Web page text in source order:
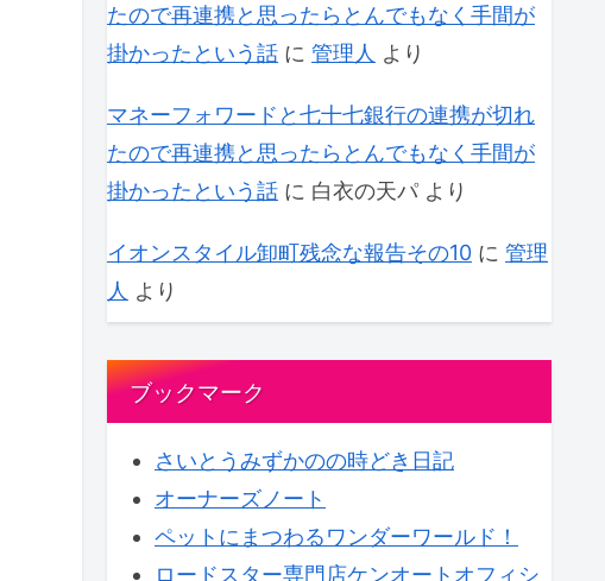
たので再連携と思ったらとんでもなく手間が
掛かったという話 に 管理人 より
マネーフォワードと七十七銀行の連携が切れ
たので再連携と思ったらとんでもなく手間が
掛かったという話 に 白衣の天パより
イオンスタイル卸町残念な報告その10 に 管理
人 より
ブックマーク
さいとうみずかのの時どき日記
オーナーズノート
ペットにまつわるワンダーワールド！
ロードスター専門店ケンオートオフィシ